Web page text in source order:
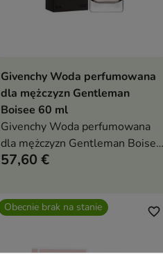
Dodaj do koszyka
Givenchy Woda perfumowana
dla mężczyzn Gentleman
Boisee 60 ml
Givenchy Woda perfumowana
dla mężczyzn Gentleman Boisee
60 ml
57,60 €
Obecnie brak na stanie favorite_border